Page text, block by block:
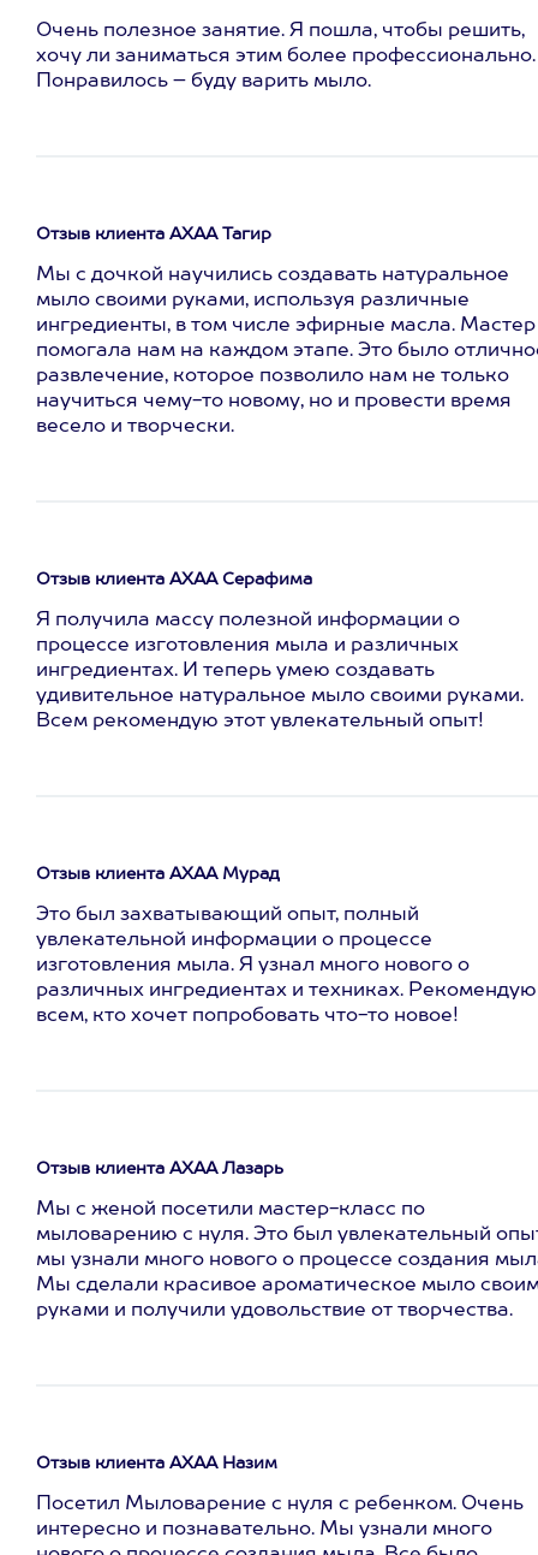
Очень полезное занятие. Я пошла, чтобы решить,
хочу ли заниматься этим более профессионально.
Понравилось – буду варить мыло.
Отзыв клиента АХАА Тагир
Мы с дочкой научились создавать натуральное
мыло своими руками, используя различные
ингредиенты, в том числе эфирные масла. Мастер
помогала нам на каждом этапе. Это было
развлечение, которое позволило нам не только
научиться чему-то новому, но и провести время
весело и творчески.
Отзыв клиента АХАА Серафима
Я получила массу полезной информации о
процессе изготовления мыла и различных
ингредиентах. И теперь умею создавать
удивительное натуральное мыло своими руками.
Всем рекомендую этот увлекательный опыт!
Отзыв клиента АХАА Мурад
Это был захватывающий опыт, полный
увлекательной информации о процессе
изготовления мыла. Я узнал много нового о
различных ингредиентах и техниках. Рекомендую
всем, кто хочет попробовать что-то новое!
Отзыв клиента АХАА Лазарь
Мы с женой посетили мастер-класс по
мыловарению с нуля. Это был увлекательный
мы узнали много нового о процессе создания
Мы сделали красивое ароматическое мыло
руками и получили удовольствие от творчества.
Отзыв клиента АХАА Назим
Посетил Мыловарение с нуля с ребенком. Очень
интересно и познавательно. Мы узнали много